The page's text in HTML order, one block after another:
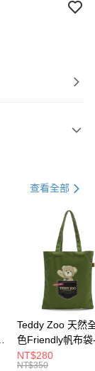
查看全部
Teddy Zoo 天然
色Friendly帆布袋
色(TZB107)
NT$280
NT$350